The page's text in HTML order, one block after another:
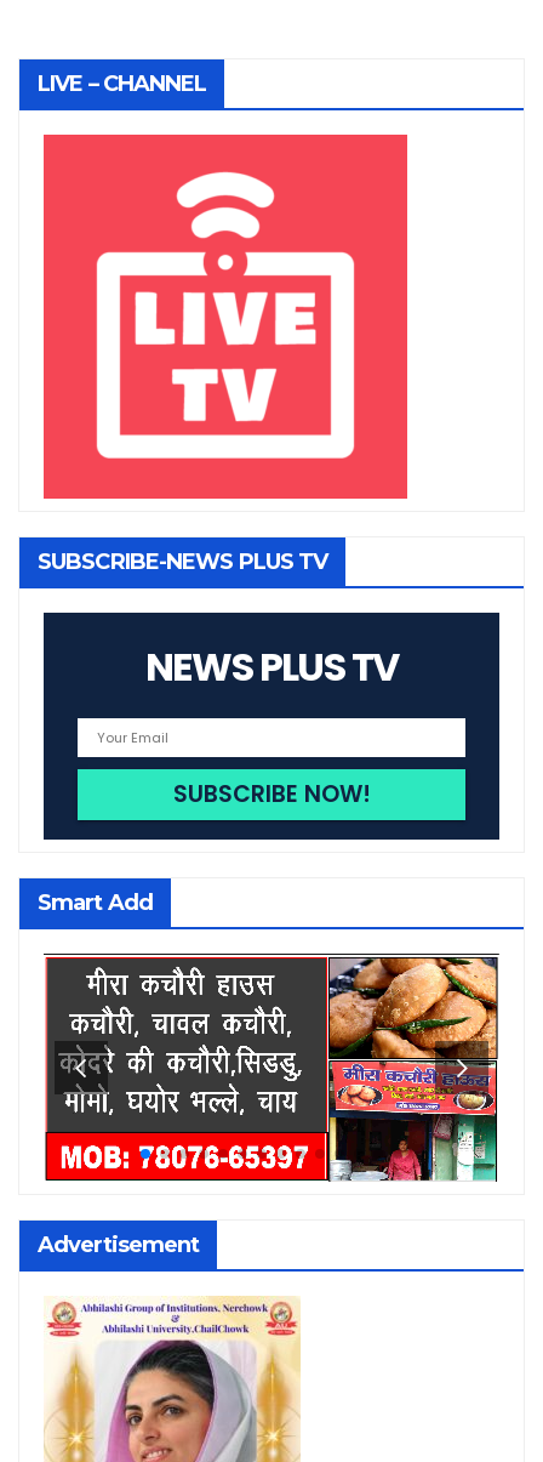
LIVE – CHANNEL
SUBSCRIBE-NEWS PLUS TV
NEWS PLUS TV
Smart Add
Advertisement